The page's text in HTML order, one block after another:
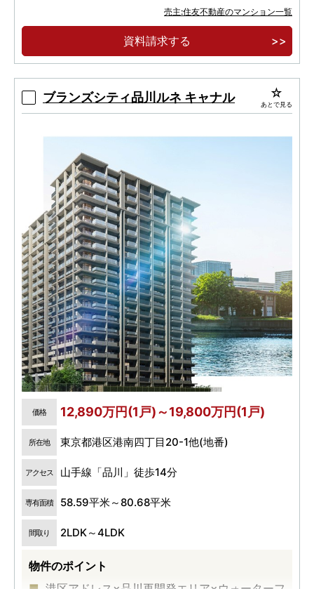
「芝浦ふ頭」駅徒歩５分 JR 山手線を含む 3 駅
5 路線 都心の主要エリアが直通 10 分圏内
売主:住友不動産のマンション一覧
資料請求する
ブランズシティ品川ルネ キャナル あとで見る
価格 12,890万円(1戸)～19,800万円(1戸)
所在地 東京都港区港南四丁目20-1他(地番)
アクセス 山手線「品川」徒歩14分
専有面積 58.59平米～80.68平米
間取り 2LDK～4LDK
物件のポイント